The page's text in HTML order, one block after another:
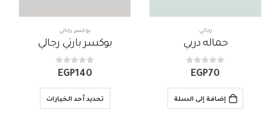
بوكسر
بوكسر بارتي رجالي
0
out of 5
EGP140
تحديد أحد الخيارات
رجالي ,شرابات رجالي
0
out of 5
EGP60
إضافة إلى السلة